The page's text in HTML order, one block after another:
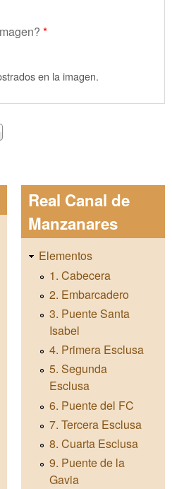
*
en la imagen.
Real Canal de
Manzanares
Elementos
1. Cabecera
2. Embarcadero
3. Puente Santa
Isabel
4. Primera Esclusa
5. Segunda
Esclusa
6. Puente del FC
7. Tercera Esclusa
8. Cuarta Esclusa
9. Puente de la
Gavia